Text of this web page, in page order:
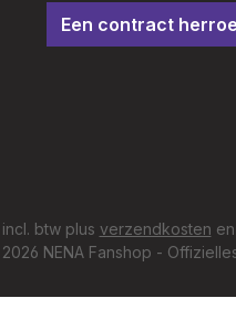
Een contract
btw plus verzendkosten
NENA Fanshop -